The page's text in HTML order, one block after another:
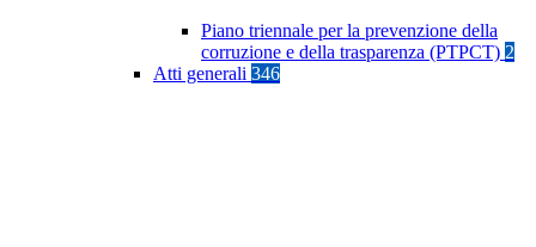
Piano triennale per la prevenzione della
corruzione e della trasparenza (PTPCT) 2
Atti generali 346